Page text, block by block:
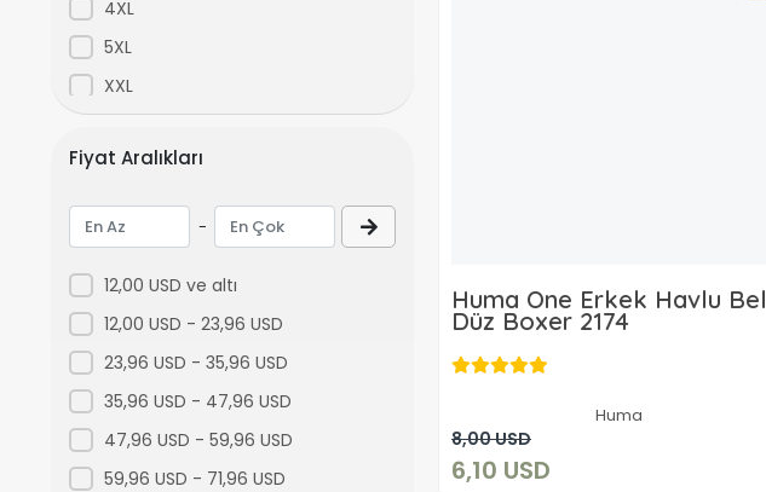
Gri
Füme
Asorti
Standart
Ekru
Saks Mavi
Renkli 3
Renkli 4
D2671Lacivert
laci-gri
Karışık
4XL
5XL
XXL
S-M
XXXL
L-XL
M-L
ML
Fiyat Aralıkları
-
12,00 USD ve altı
12,00 USD - 23,96 USD
23,96 USD - 35,96 USD
35,96 USD - 47,96 USD
47,96 USD - 59,96 USD
59,96 USD - 71,96 USD
Huma One Erkek Havlu Bel
Düz Boxer 2174
Huma
8,00 USD
6,10 USD